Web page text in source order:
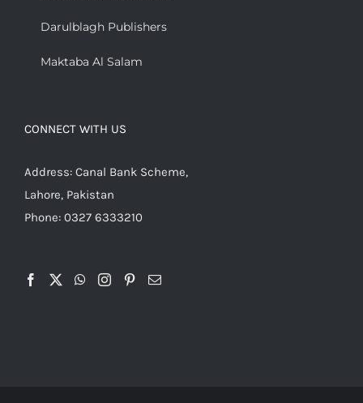
Darulblagh Publishers
Maktaba Al Salam
CONNECT WITH US
Address: Canal Bank Scheme,
Lahore, Pakistan
Phone: 0327 6333210